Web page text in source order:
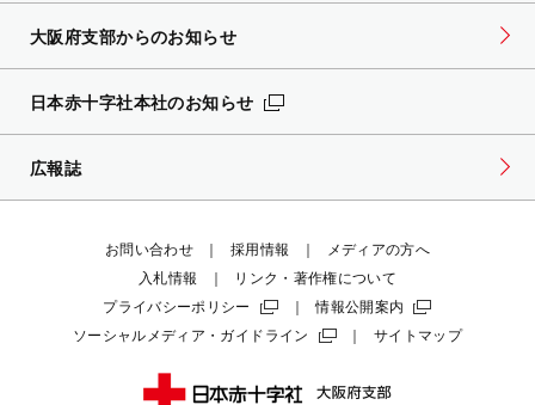
大阪府支部からのお知らせ
日本赤十字社本社のお知らせ
広報誌
お問い合わせ 採用情報
メディアの方へ
入札情報
リンク・著作権について
プライバシーポリシー
情報公開案内
ソーシャルメディア・ガイドライン
サイトマップ